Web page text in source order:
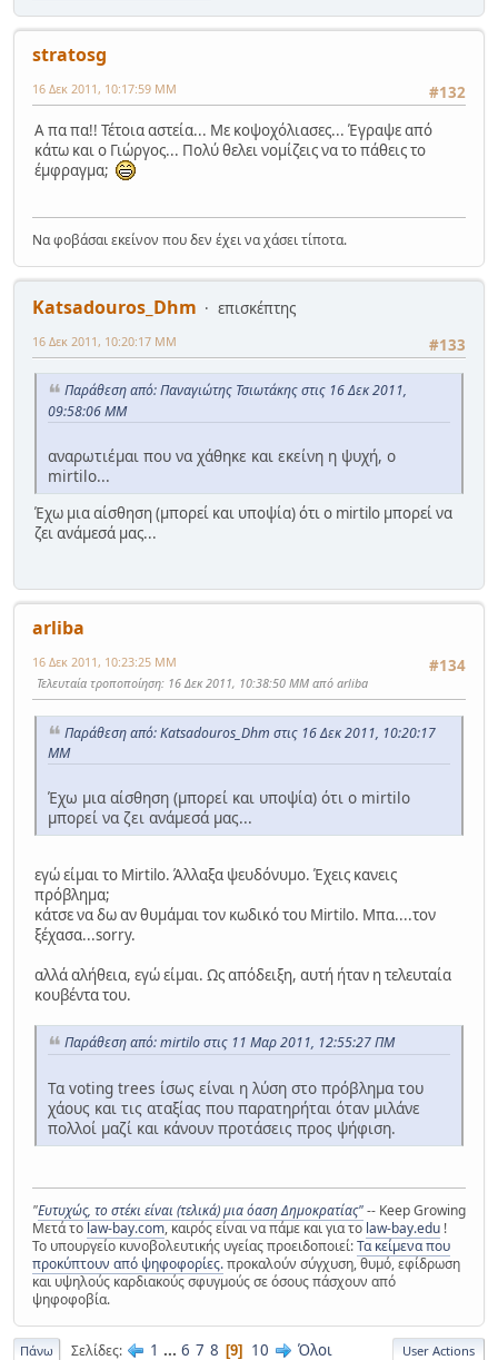
stratosg
#132
16 Δεκ 2011, 10:17:59 ΜΜ
Α πα πα!! Τέτοια αστεία... Με κοψοχόλιασες... Έγραψε από
κάτω και ο Γιώργος... Πολύ θελει νομίζεις να το πάθεις το
έμφραγμα;
Να φοβάσαι εκείνον που δεν έχει να χάσει τίποτα.
Katsadouros_Dhm
επισκέπτης
#133
16 Δεκ 2011, 10:20:17 ΜΜ
Παράθεση από: Παναγιώτης Τσιωτάκης στις 16 Δεκ 2011,
09:58:06 ΜΜ
αναρωτιέμαι που να χάθηκε και εκείνη η ψυχή, ο
mirtilo...
Έχω μια αίσθηση (μπορεί και υποψία) ότι ο mirtilo μπορεί να
ζει ανάμεσά μας...
arliba
#134
16 Δεκ 2011, 10:23:25 ΜΜ
Τελευταία τροποποίηση: 16 Δεκ 2011, 10:38:50 ΜΜ από arliba
Παράθεση από: Katsadouros_Dhm στις 16 Δεκ 2011, 10:20:17
ΜΜ
Έχω μια αίσθηση (μπορεί και υποψία) ότι ο mirtilo
μπορεί να ζει ανάμεσά μας...
εγώ είμαι το Mirtilo. Άλλαξα ψευδόνυμο. Έχεις κανεις
πρόβλημα;
κάτσε να δω αν θυμάμαι τον κωδικό του Mirtilo. Μπα....τον
ξέχασα...sorry.
αλλά αλήθεια, εγώ είμαι. Ως απόδειξη, αυτή ήταν η τελευταία
κουβέντα του.
Παράθεση από: mirtilo στις 11 Μαρ 2011, 12:55:27 ΠΜ
Τα voting trees ίσως είναι η λύση στο πρόβλημα του
χάους και τις αταξίας που παρατηρήται όταν μιλάνε
πολλοί μαζί και κάνουν προτάσεις προς ψήφιση.
"Ευτυχώς, το στέκι είναι (τελικά) μια όαση Δημοκρατίας"-- Keep Growing
Μετά το law-bay.com, καιρός είναι να πάμε και για το law-bay.edu !
Το υπουργείο κυνοβολευτικής υγείας προειδοποιεί:Τα κείμενα που
προκύπτουν από ψηφοφορίες.προκαλούν σύγχυση, θυμό, εφίδρωση
και υψηλούς καρδιακούς σφυγμούς σε όσους πάσχουν από
ψηφοφοβία.
Πάνω Σελίδες 1 ... 6 7 8 9 10 Όλοι User Actions